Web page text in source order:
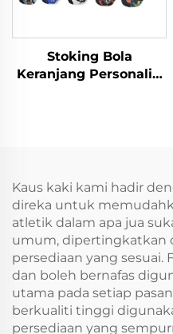
Stoking Bola
Keranjang Personaliti
Kaus kaki kami hadir
direka untuk
atletik dalam apa jua
umum, dipertingkatkan
persediaan yang sesuai.
dan boleh bernafas
utama pada setiap
berkualiti tinggi
persediaan yang